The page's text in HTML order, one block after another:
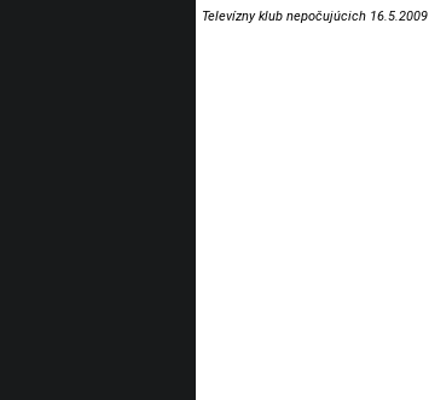
Televízny klub nepočujúcich 16.5.2009